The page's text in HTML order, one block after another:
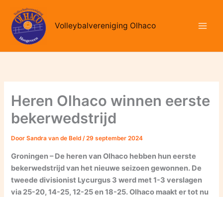
naar
inhoud
Volleybalvereniging Olhaco
Heren Olhaco winnen eerste
bekerwedstrijd
DoorSandra van de Beld/29 september 2024
Groningen – De heren van Olhaco hebben hun eerste
bekerwedstrijd van het nieuwe seizoen gewonnen. De
tweede divisionist Lycurgus 3 werd met 1-3 verslagen
via 25-20, 14-25, 12-25 en 18-25. Olhaco maakt er tot nu